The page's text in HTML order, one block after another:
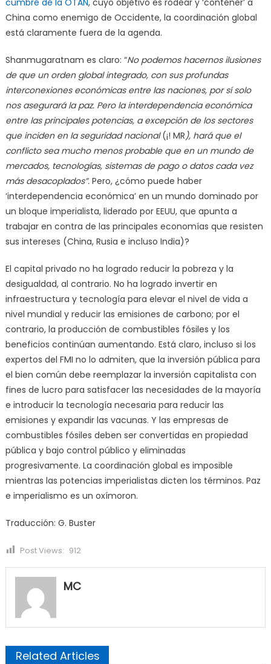
China como enemigo de Occidente, la coordinación global
está claramente fuera de la agenda.
Shanmugaratnam es claro: “No podemos hacernos ilusiones
de que un orden global integrado, con sus profundas
interconexiones económicas entre las naciones, por sí solo
nos asegurará la paz. Pero la interdependencia económica
entre las principales potencias, a excepción de los sectores
que inciden en la seguridad nacional(¡! MR), hará que el
conflicto sea mucho menos probable que en un mundo de
mercados, tecnologías, sistemas de pago o datos cada vez
más desacoplados”. Pero, ¿cómo puede haber
‘interdependencia económica’ en un mundo dominado por
un bloque imperialista, liderado por EEUU, que apunta a
trabajar en contra de las principales economías que resisten
sus intereses (China, Rusia e incluso India)?
El capital privado no ha logrado reducir la pobreza y la
desigualdad, al contrario. No ha logrado invertir en
infraestructura y tecnología para elevar el nivel de vida a
nivel mundial y reducir las emisiones de carbono; por el
contrario, la producción de combustibles fósiles y los
beneficios continúan aumentando. Está claro, incluso si los
expertos del FMI no lo admiten, que la inversión pública para
el bien común debe reemplazar la inversión capitalista con
fines de lucro para satisfacer las necesidades de la mayoría
e introducir la tecnología necesaria para reducir las
emisiones y expandir las vacunas. Y las empresas de
combustibles fósiles deben ser convertidas en propiedad
pública y bajo control público y eliminadas
progresivamente. La coordinación global es imposible
mientras las potencias imperialistas dicten los términos. Paz
e imperialismo es un oxímoron.
Traducción: G. Buster
Post Views: 912
MC
Related Articles